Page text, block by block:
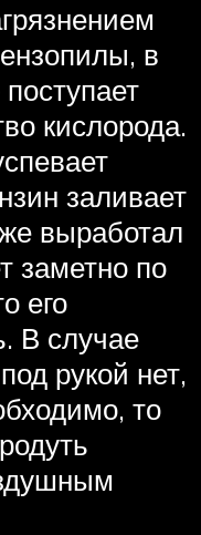
в
кислорода.
заливает
выработал
заметно по
его
В случае
рукой нет,
то